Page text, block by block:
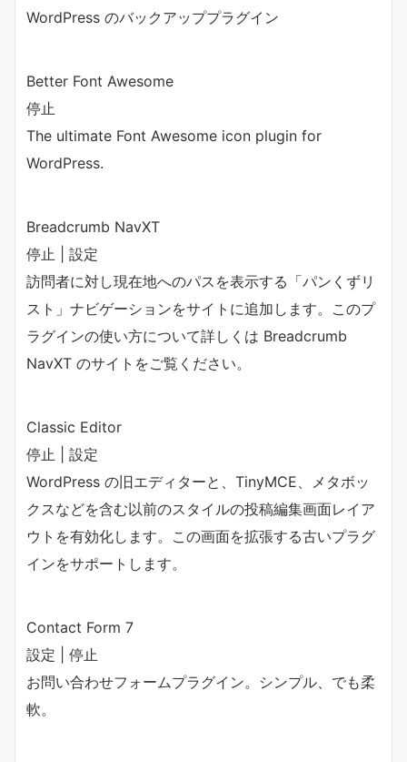
WordPress のバックアッププラグイン
Better Font Awesome
停止
The ultimate Font Awesome icon plugin for
WordPress.
Breadcrumb NavXT
停止 | 設定
訪問者に対し現在地へのパスを表示する「パンくずリ
スト」ナビゲーションをサイトに追加します。このプ
ラグインの使い方について詳しくは Breadcrumb
NavXT のサイトをご覧ください。
Classic Editor
停止 | 設定
WordPress の旧エディターと、TinyMCE、メタボッ
クスなどを含む以前のスタイルの投稿編集画面レイア
ウトを有効化します。この画面を拡張する古いプラグ
インをサポートします。
Contact Form 7
設定 | 停止
お問い合わせフォームプラグイン。シンプル、でも柔
軟。